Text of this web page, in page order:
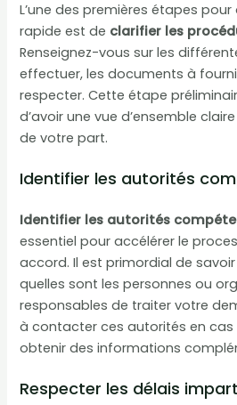
L’une des premières étapes
rapide est de clarifier les
Renseignez-vous sur les
effectuer, les documents à
respecter. Cette étape
d’avoir une vue d’ensemble
de votre part.
Identifier les autorités
Identifier les autorités
essentiel pour accélérer le
accord. Il est primordial de savoir
quelles sont les personnes ou
responsables de traiter votre
à contacter ces autorités en
obtenir des informations
Respecter les délais